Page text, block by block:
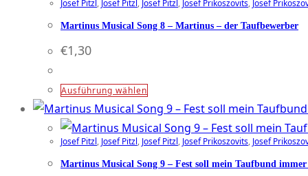
der
Produktseite
mehrere
Varianten
Optionen
können
auf
der
Produktseite
Josef Pitzl , Josef Pitzl , Josef Pitzl , Josef Prikoszovits, Josef
Martinus Musical Song 8 – Martinus – der Taufbewerber
€1,30
Ausführung wählenDieses
Produkt
weist
mehrere
Varianten
Josef Pitzl, Josef Pitzl, Josef Pitzl, Josef Prikoszovits, Josef
Martinus Musical Song 9 – Fest soll mein Taufbund immer